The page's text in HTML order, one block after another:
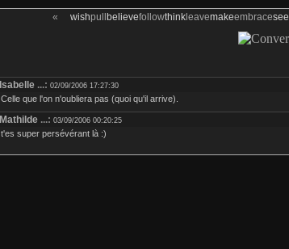
« wishpull believefollowthinkleavemakeembracesee
Isabelle ...: 02/09/2006 17:27:30
Celle que l'on n'oubliera pas (quoi qu'il arrive).
Mathilde ...: 03/09/2006 00:20:25
t'es super persévérant là :)